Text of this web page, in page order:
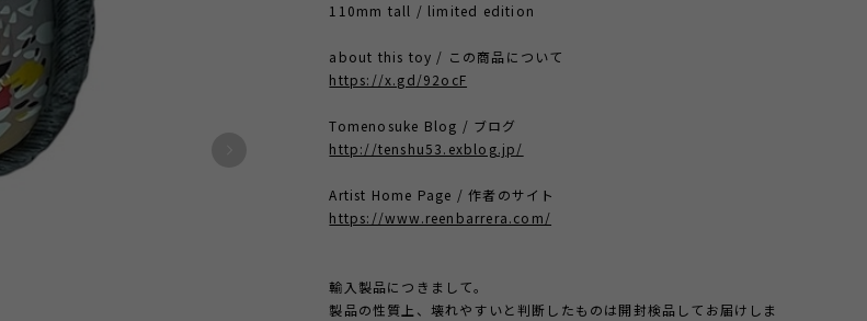
110mm tall / limited edition
about this toy / この商品について
https://x.gd/92ocF
Tomenosuke Blog / ブログ
http://tenshu53.exblog.jp/
Artist Home Page / 作者のサイト
https://www.reenbarrera.com/
輸入製品につきまして。
製品の性質上、壊れやすいと判断したものは開封検品してお届けしま